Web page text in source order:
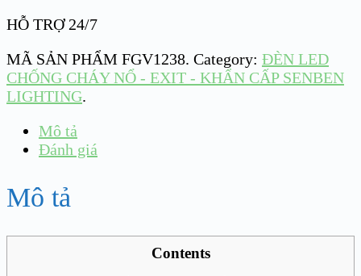
HỖ TRỢ 24/7
MÃ SẢN PHẨM FGV1238. Category: ĐÈN LED
CHỐNG CHÁY NỔ - EXIT - KHẨN CẤP SENBEN
LIGHTING.
Mô tả
Đánh giá
Mô tả
Contents